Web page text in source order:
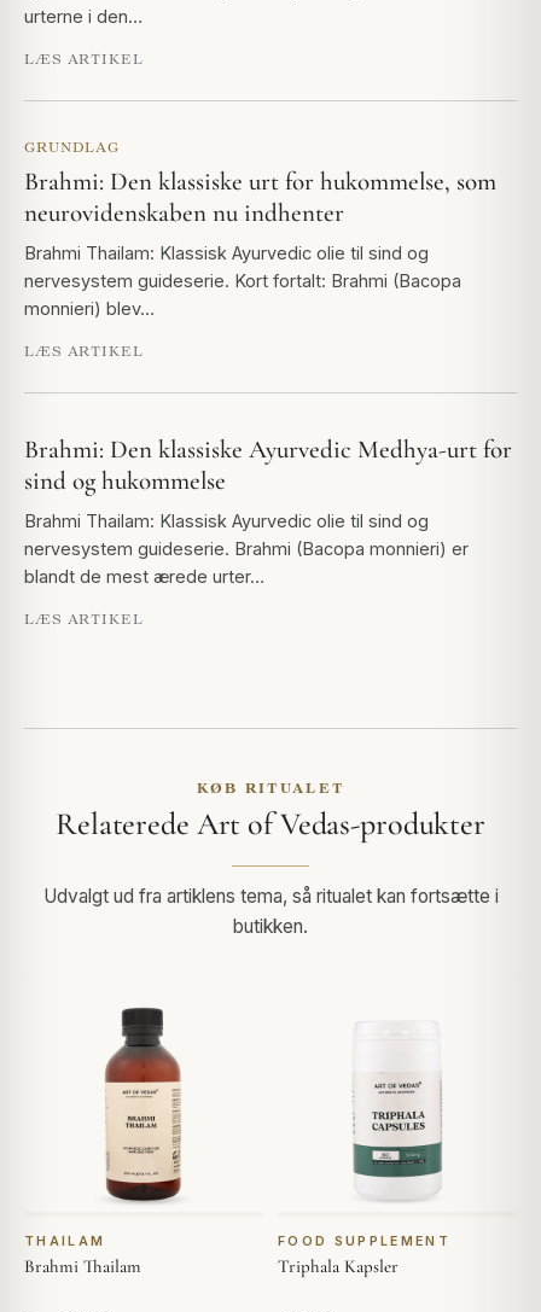
urterne i den…
LÆS ARTIKEL
GRUNDLAG
Brahmi: Den klassiske urt for hukommelse, som
neurovidenskaben nu indhenter
Brahmi Thailam: Klassisk Ayurvedic olie til sind og
nervesystem guideserie. Kort fortalt: Brahmi (Bacopa
monnieri) blev…
LÆS ARTIKEL
Brahmi: Den klassiske Ayurvedic Medhya-urt for
sind og hukommelse
Brahmi Thailam: Klassisk Ayurvedic olie til sind og
nervesystem guideserie. Brahmi (Bacopa monnieri) er
blandt de mest ærede urter…
LÆS ARTIKEL
KØB RITUALET
Relaterede Art of Vedas-produkter
Udvalgt ud fra artiklens tema, så ritualet kan fortsætte i
butikken.
THAILAM
Brahmi Thailam
FOOD SUPPLEMENT
Triphala Kapsler